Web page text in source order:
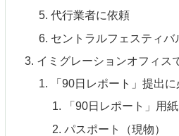
代行業者に依頼
セントラルフェスティ
イミグレーションオフィス
「90日レポート」提出
「90日レポート」用
パスポート（現物）